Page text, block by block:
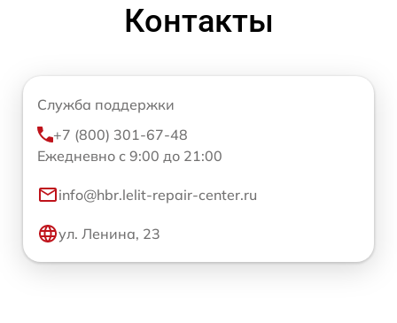
Контакты
Служба поддержки
+7 (800) 301-67-48
Ежедневно с 9:00 до 21:00
info@hbr.lelit-repair-center.ru
ул. Ленина, 23